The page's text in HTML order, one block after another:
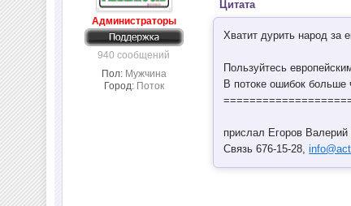
Администраторы
940 сообщений
Пол: Мужчина
Город: Поток
Цитата
Хватит дурить народ за
Пользуйтесь
В потоке ошибок больше
прислал Егоров
Связь 676-15-28,